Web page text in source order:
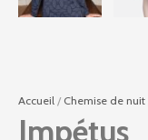
Accueil / Chemise de nuit
Impétus